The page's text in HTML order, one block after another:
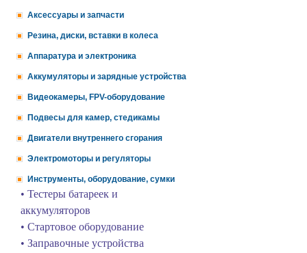
Аксессуары и запчасти
Резина, диски, вставки в колеса
Аппаратура и электроника
Аккумуляторы и зарядные устройства
Видеокамеры, FPV-оборудование
Подвесы для камер, стедикамы
Двигатели внутреннего сгорания
Электромоторы и регуляторы
Инструменты, оборудование, сумки
• Тестеры батареек и
аккумуляторов
• Стартовое оборудование
• Заправочные устройства